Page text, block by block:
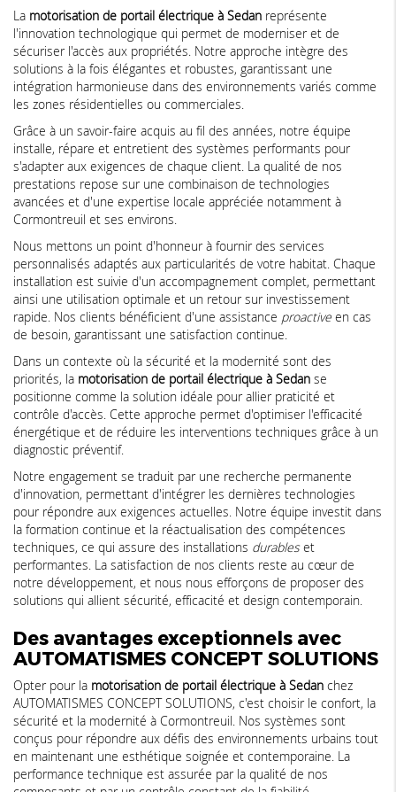
La motorisation de portail électrique à Sedan représente
l'innovation technologique qui permet de moderniser et de
sécuriser l'accès aux propriétés. Notre approche intègre des
solutions à la fois élégantes et robustes, garantissant une
intégration harmonieuse dans des environnements variés comme
les zones résidentielles ou commerciales.
Grâce à un savoir-faire acquis au fil des années, notre équipe
installe, répare et entretient des systèmes performants pour
s'adapter aux exigences de chaque client. La qualité de nos
prestations repose sur une combinaison de technologies
avancées et d'une expertise locale appréciée notamment à
Cormontreuil et ses environs.
Nous mettons un point d'honneur à fournir des services
personnalisés adaptés aux particularités de votre habitat. Chaque
installation est suivie d'un accompagnement complet, permettant
ainsi une utilisation optimale et un retour sur investissement
rapide. Nos clients bénéficient d'une assistance proactive en cas
de besoin, garantissant une satisfaction continue.
Dans un contexte où la sécurité et la modernité sont des
priorités, la motorisation de portail électrique à Sedan se
positionne comme la solution idéale pour allier praticité et
contrôle d'accès. Cette approche permet d'optimiser l'efficacité
énergétique et de réduire les interventions techniques grâce à un
diagnostic préventif.
Notre engagement se traduit par une recherche permanente
d'innovation, permettant d'intégrer les dernières technologies
pour répondre aux exigences actuelles. Notre équipe investit dans
la formation continue et la réactualisation des compétences
techniques, ce qui assure des installations durableset
performantes. La satisfaction de nos clients reste au cœur de
notre développement, et nous nous efforçons de proposer des
solutions qui allient sécurité, efficacité et design contemporain.
Des avantages exceptionnels avec
AUTOMATISMES CONCEPT SOLUTIONS
Opter pour la motorisation de portail électrique à Sedan chez
AUTOMATISMES CONCEPT SOLUTIONS, c'est choisir le confort, la
sécurité et la modernité à Cormontreuil. Nos systèmes sont
conçus pour répondre aux défis des environnements urbains tout
en maintenant une esthétique soignée et contemporaine. La
performance technique est assurée par la qualité de nos